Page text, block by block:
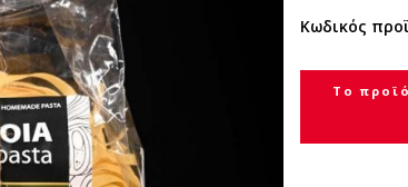
Κωδικός
Το